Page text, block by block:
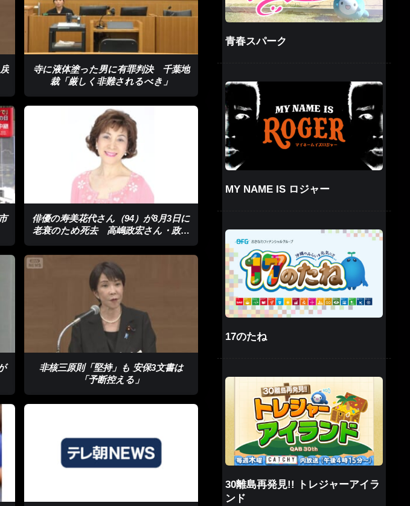
寺に液体塗った男に有罪判決 千葉地
裁「厳しく非難されるべき」
俳優の寿美花代さん（94）が8月3日に
老衰のため死去 高嶋政宏さん・政伸
非核三原則「堅持」も 安保3文書は
「予断控える」
青春スパーク
MY NAME IS ロジャー
17のたね
30離島再発見!! トレジャーアイラ
ンド